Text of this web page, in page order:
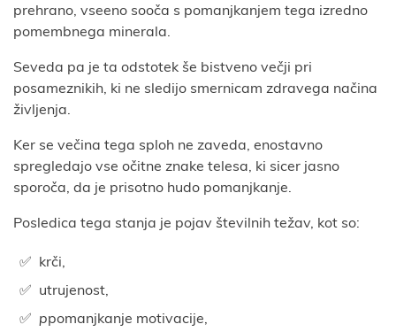
prehrano, vseeno sooča s pomanjkanjem tega izredno
pomembnega minerala.
Seveda pa je ta odstotek še bistveno večji pri
posameznikih, ki ne sledijo smernicam zdravega načina
življenja.
Ker se večina tega sploh ne zaveda, enostavno
spregledajo vse očitne znake telesa, ki sicer jasno
sporoča, da je prisotno hudo pomanjkanje.
Posledica tega stanja je pojav številnih težav, kot so:
krči,
utrujenost,
ppomanjkanje motivacije,